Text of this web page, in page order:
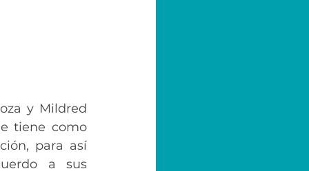
y Mildred
tiene como
para así
a sus